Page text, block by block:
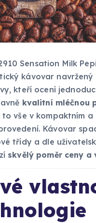
Sensation Milk
kávovar navržený
kteří ocení
kvalitní mléčnou
vše v kompaktním a
Kávovar
třídy a dle
skvělý poměr ceny a